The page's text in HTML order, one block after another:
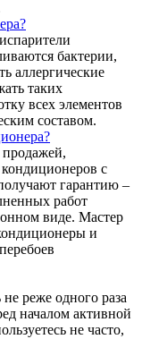
бактерии,
аллергические
таких
всех элементов
составом.
с
гарантию –
работ
виде. Мастер
и
реже одного раза
началом активной
не часто,